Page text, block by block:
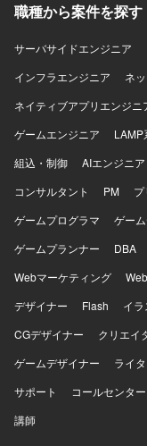
分析から施策立案、
運営に携わりながら
発環境】 ミドルカ
いて、各種KPIデー
環境で業務を進めて
職種から案件を探す
サーバサイドエンジニア
インフラエンジニア
ネ
ネイティブアプリエンジニ
ゲームエンジニア
LAMP
組込・制御
AIエンジニア
コンサルタント
PM
ゲームプログラマ
ゲー
ゲームプランナー
DBA
Webマーケティング
デザイナー
Flash イ
CGデザイナー
クリエイ
ゲームデザイナー
ライ
サポート
コールセンター
講師